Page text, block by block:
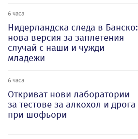
6 часа
Нидерландска следа в Банско:
нова версия за заплетения
случай с наши и чужди
младежи
6 часа
Откриват нови лаборатории
за тестове за алкохол и дрога
при шофьори